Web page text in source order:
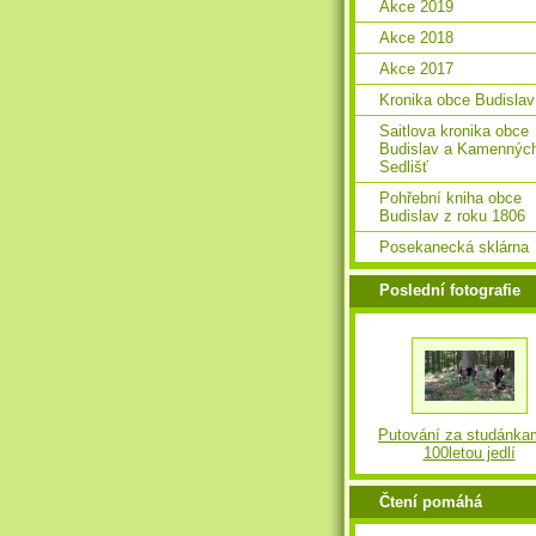
Akce 2019
Akce 2018
Akce 2017
Kronika obce Budislav
Saitlova kronika obce
Budislav a
Sedlišť
Pohřební kniha obce
Budislav z roku 1806
Posekanecká sklárna
Poslední fotografie
Putování za
100letou jedlí
Čtení pomáhá